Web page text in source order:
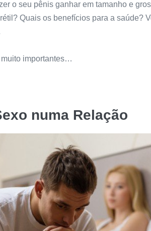
o seu pênis ganhar em tamanho e
Quais os benefícios para a saúde?
importantes…
numa Relação